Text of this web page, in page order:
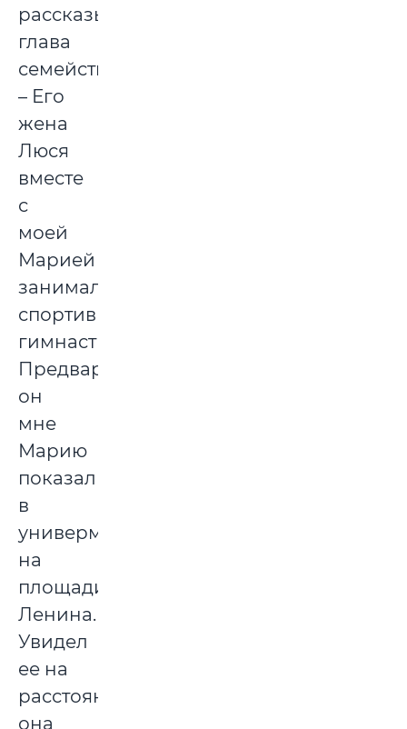
рассказывает
глава
семейства.
– Его
жена
Люся
вместе
с
моей
Марией
занимались
спортивной
гимнастикой.
Предварительно
он
мне
Марию
показал
в
универмаге
на
площади
Ленина.
Увидел
ее на
расстоянии,
она